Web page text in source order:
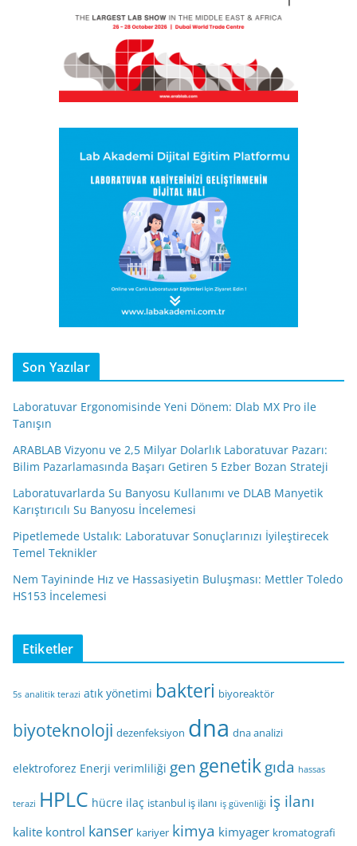
Son Yazılar
Laboratuvar Ergonomisinde Yeni Dönem: Dlab MX Pro ile
Tanışın
ARABLAB Vizyonu ve 2,5 Milyar Dolarlık Laboratuvar Pazarı:
Bilim Pazarlamasında Başarı Getiren 5 Ezber Bozan Strateji
Laboratuvarlarda Su Banyosu Kullanımı ve DLAB Manyetik
Karıştırıcılı Su Banyosu İncelemesi
Pipetlemede Ustalık: Laboratuvar Sonuçlarınızı İyileştirecek
Temel Teknikler
Nem Tayininde Hız ve Hassasiyetin Buluşması: Mettler Toledo
HS153 İncelemesi
Etiketler
5s analitik terazi atık yönetimi bakteri biyoreaktör
biyoteknoloji dezenfeksiyon dna dna analizi
elektroforez Enerji verimliliği gen genetikgıda hassas
terazi HPLC hücre ilaç istanbul iş ilanı iş güvenliği iş ilanı
kalite kontrol kanser kariyer kimya kimyager kromatografi